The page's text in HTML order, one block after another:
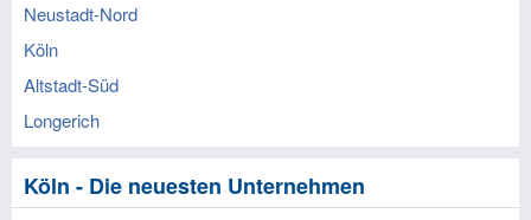
Neustadt-Nord
Köln
Altstadt-Süd
Longerich
Köln - Die neuesten Unternehmen